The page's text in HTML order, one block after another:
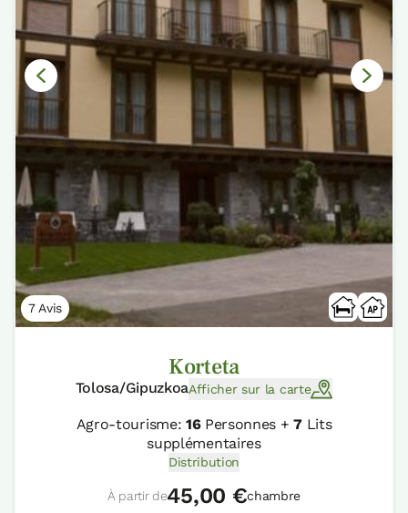
7 Avis
Korteta
Tolosa/GipuzkoaAfficher sur la carte
Agro-tourisme: 16Personnes +7Lits
supplémentaires
Distribution
À partir de45,00 €chambre